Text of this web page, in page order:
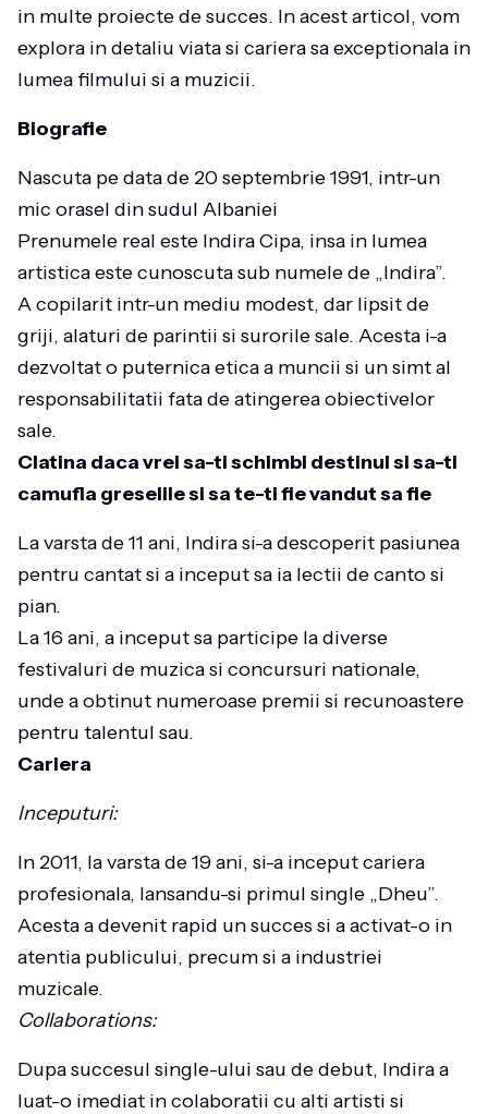
in multe proiecte de succes. In acest articol, vom
explora in detaliu viata si cariera sa exceptionala in
lumea filmului si a muzicii.
Biografie
Nascuta pe data de 20 septembrie 1991, intr-un
mic orasel din sudul Albaniei
Prenumele real este Indira Cipa, insa in lumea
artistica este cunoscuta sub numele de „Indira”.
A copilarit intr-un mediu modest, dar lipsit de
griji, alaturi de parintii si surorile sale. Acesta i-a
dezvoltat o puternica etica a muncii si un simt al
responsabilitatii fata de atingerea obiectivelor
sale.
Clatina daca vrei sa-ti schimbi destinul si sa-ti
camufla greselile si sa te-ti fie vandut sa fie
La varsta de 11 ani, Indira si-a descoperit pasiunea
pentru cantat si a inceput sa ia lectii de canto si
pian.
La 16 ani, a inceput sa participe la diverse
festivaluri de muzica si concursuri nationale,
unde a obtinut numeroase premii si recunoastere
pentru talentul sau.
Cariera
Inceputuri:
In 2011, la varsta de 19 ani, si-a inceput cariera
profesionala, lansandu-si primul single „Dheu”.
Acesta a devenit rapid un succes si a activat-o in
atentia publicului, precum si a industriei
muzicale.
Collaborations:
Dupa succesul single-ului sau de debut, Indira a
luat-o imediat in colaboratii cu alti artisti si